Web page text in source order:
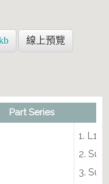
線上預覽
Part Series
1. L1
2.
3.